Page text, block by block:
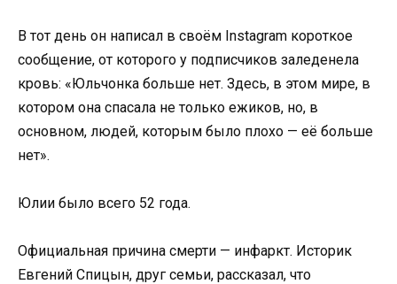
В тот день он написал в своём Instagram короткое
сообщение, от которого у подписчиков заледенела
кровь: «Юльчонка больше нет. Здесь, в этом мире, в
котором она спасала не только ежиков, но, в
основном, людей, которым было плохо — её больше
нет».
Юлии было всего 52 года.
Официальная причина смерти — инфаркт. Историк
Евгений Спицын, друг семьи, рассказал, что